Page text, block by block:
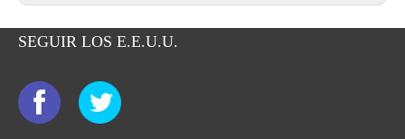
SEGUIR LOS E.E.U.U.